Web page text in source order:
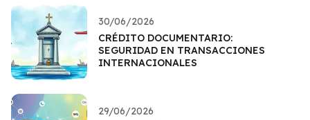
30/06/2026
CRÉDITO DOCUMENTARIO:
SEGURIDAD EN TRANSACCIONES
INTERNACIONALES
29/06/2026